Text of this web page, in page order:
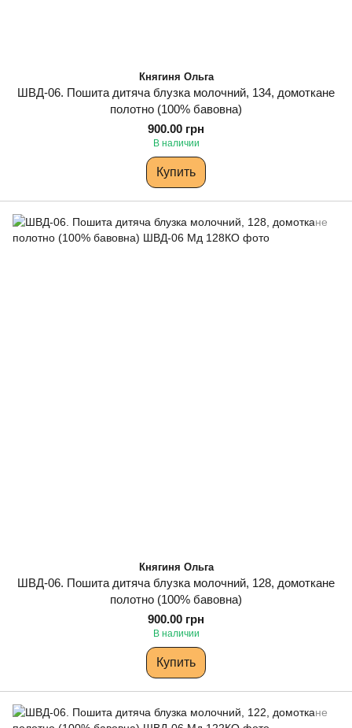
Княгиня Ольга
ШВД-06. Пошита дитяча блузка молочний, 134, домоткане
полотно (100% бавовна)
900.00 грн
В наличии
Купить
Княгиня Ольга
ШВД-06. Пошита дитяча блузка молочний, 128, домоткане
полотно (100% бавовна)
900.00 грн
В наличии
Купить